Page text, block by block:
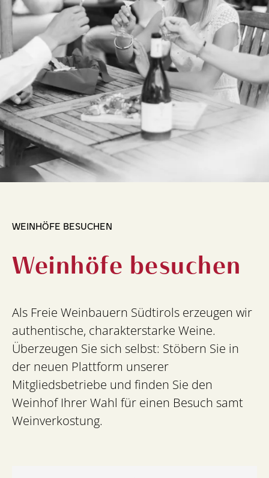
WEINHÖFE BESUCHEN
Weinhöfe besuchen
Als Freie Weinbauern Südtirols erzeugen wir
authentische, charakterstarke Weine.
Überzeugen Sie sich selbst: Stöbern Sie in
der neuen Plattform unserer
Mitgliedsbetriebe und finden Sie den
Weinhof Ihrer Wahl für einen Besuch samt
Weinverkostung.